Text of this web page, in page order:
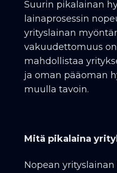
Suurin pikalainan
lainaprosessin
yrityslainan
vakuudettomuus
mahdollistaa
ja oman pääoman
muulla tavoin.
Mitä pikalaina
Nopean